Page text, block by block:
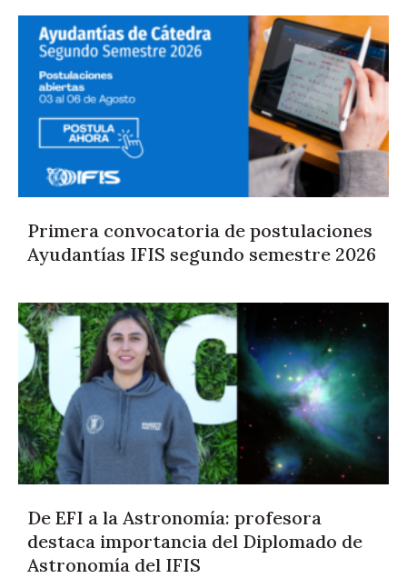
Primera convocatoria de postulaciones
Ayudantías IFIS segundo semestre 2026
De EFI a la Astronomía: profesora
destaca importancia del Diplomado de
Astronomía del IFIS